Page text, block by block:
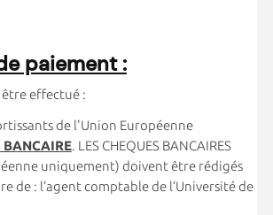
paiement :
effectué :
de l'Union Européenne
BANCAIRE. LES CHEQUES BANCAIRES
uniquement) doivent être rédigés
de : l’agent comptable de l’Université de